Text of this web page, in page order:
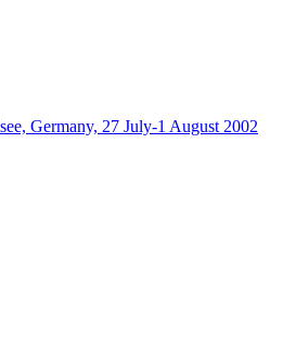
Germany, 27 July-1 August 2002